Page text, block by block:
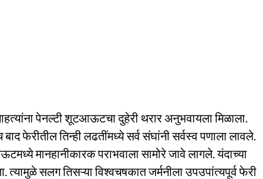
पेनल्टी शूटआऊटचा दुहेरी थरार अनुभवायला मिळाला.
फेरीतील तिन्ही लढतींमध्ये सर्व संघांनी सर्वस्व पणाला लावले.
मानहानीकारक पराभवाला सामोरे जावे लागले. यंदाच्या
त्यामुळे सलग तिसऱ्या विश्वचषकात जर्मनीला उपउपांत्यपूर्व फेरी